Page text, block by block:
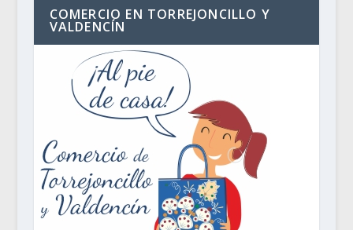
COMERCIO EN TORREJONCILLO Y
VALDENCÍN